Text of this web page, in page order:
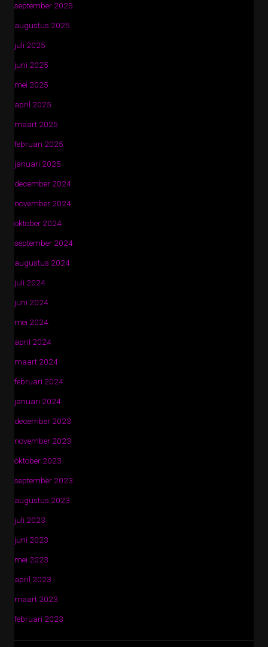
september 2025
augustus 2025
juli 2025
juni 2025
mei 2025
april 2025
maart 2025
februari 2025
januari 2025
december 2024
november 2024
oktober 2024
september 2024
augustus 2024
juli 2024
juni 2024
mei 2024
april 2024
maart 2024
februari 2024
januari 2024
december 2023
november 2023
oktober 2023
september 2023
augustus 2023
juli 2023
juni 2023
mei 2023
april 2023
maart 2023
februari 2023